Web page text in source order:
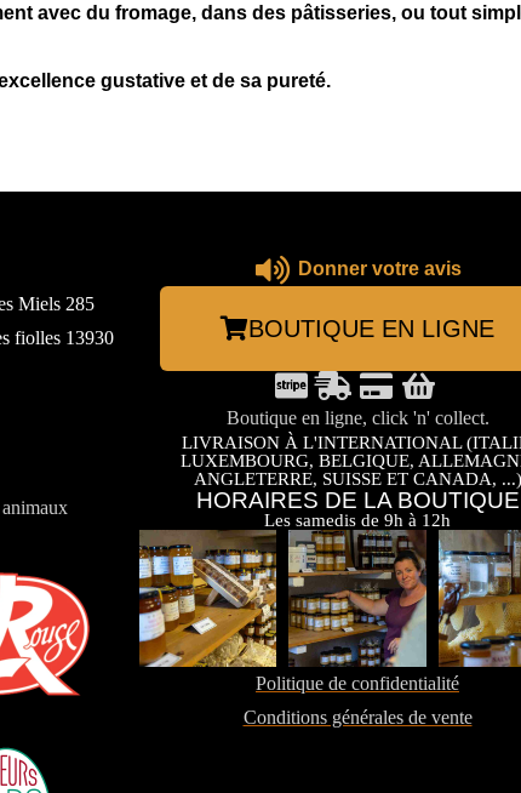
avec du fromage, dans des pâtisseries, ou tout
gustative et de sa pureté.
Miels 285
fiolles 13930
Donner votre avis
BOUTIQUE EN LIGNE
Boutique en ligne, click 'n' collect.
LIVRAISON À L'INTERNATIONAL
LUXEMBOURG, BELGIQUE,
ANGLETERRE, SUISSE ET CANADA, ...)
HORAIRES DE LA BOUTIQUE
Les samedis de 9h à 12h
Politique de confidentialité
Conditions générales de vente